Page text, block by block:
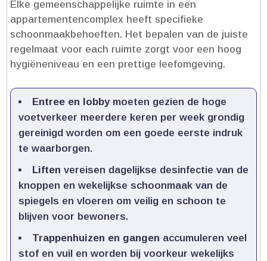
Elke gemeenschappelijke ruimte in een
appartementencomplex heeft specifieke
schoonmaakbehoeften.​ Het bepalen van de juiste
regelmaat voor each ruimte zorgt voor een hoog
hygiëneniveau en een prettige leefomgeving.​
Entree en lobbymoeten gezien de hoge
voetverkeer meerdere keren per week grondig
gereinigd worden om een goede eerste indruk
te waarborgen.​
Liften vereisen dagelijkse desinfectie van de
knoppen en wekelijkse schoonmaak van de
spiegels en vloeren om veilig en schoon te
blijven voor bewoners.​
Trappenhuizen en gangen accumuleren veel
stof en vuil en worden bij voorkeur wekelijks